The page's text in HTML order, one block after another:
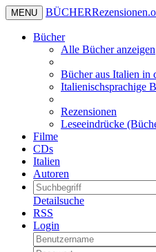
MENU BÜCHERRezensionen
Bücher
Alle Bücher anzeigen
Bücher aus Italien in
Italienischsprachige
Rezensionen
Leseeindrücke
Filme
CDs
Italien
Autoren
Detailsuche
RSS
Login